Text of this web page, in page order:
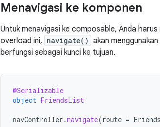
Menavigasi ke komponen
Untuk menavigasi ke composable, Anda harus
overload ini, navigate() akan
berfungsi sebagai kunci ke tujuan.
@Serializable
object FriendsList
navController .navigate(route =